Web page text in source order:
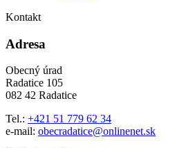
Kontakt
Adresa
Obecný úrad
Radatice 105
082 42 Radatice
Tel.: +421 51 779 62 34
e-mail: obecradatice@onlinenet.sk